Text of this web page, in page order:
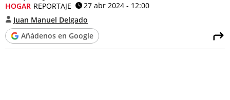
HOGAR REPORTAJE
27 abr 2024 - 12:00
Juan Manuel Delgado
Añádenos en Google